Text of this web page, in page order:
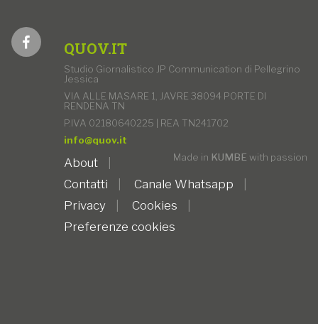
QUOV.IT
Studio Giornalistico JP Communication di Pellegrino
Jessica
VIA ALLE MASARE 1, JAVRE 38094 PORTE DI
RENDENA TN
P.IVA 02180640225 | REA TN241702
info@quov.it
Made in KUMBE with passion
About
Contatti
Canale Whatsapp
Privacy
Cookies
Preferenze cookies